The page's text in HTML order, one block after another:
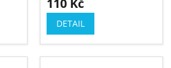
110 Kč
DETAIL